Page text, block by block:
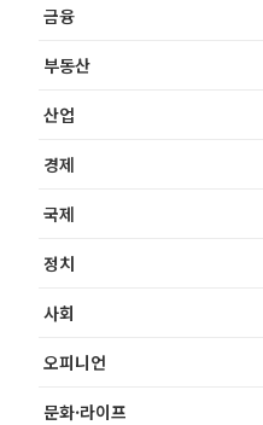
금융
부동산
산업
경제
국제
정치
사회
오피니언
문화·라이프